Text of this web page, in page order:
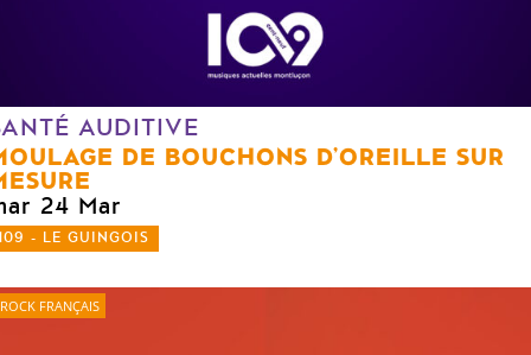
AUDITIVE
DE BOUCHONS D’OREILLE SUR
24 Mar
- LE GUINGOIS
ROCK FRANÇAIS